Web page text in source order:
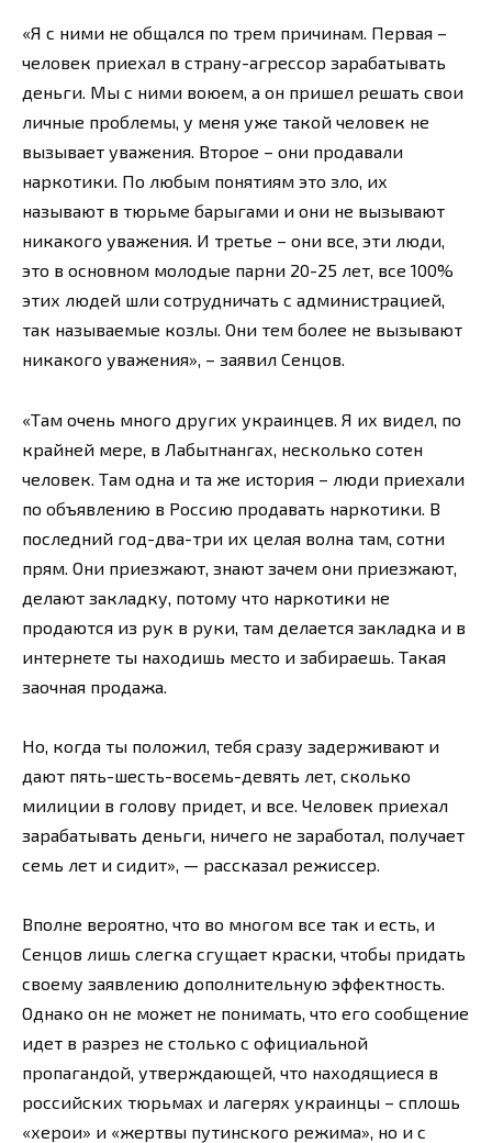
«Я с ними не общался по трем причинам. Первая –
человек приехал в страну-агрессор зарабатывать
деньги. Мы с ними воюем, а он пришел решать свои
личные проблемы, у меня уже такой человек не
вызывает уважения. Второе – они продавали
наркотики. По любым понятиям это зло, их
называют в тюрьме барыгами и они не вызывают
никакого уважения. И третье – они все, эти люди,
это в основном молодые парни 20-25 лет, все 100%
этих людей шли сотрудничать с администрацией,
так называемые козлы. Они тем более не вызывают
никакого уважения», – заявил Сенцов.
«Там очень много других украинцев. Я их видел, по
крайней мере, в Лабытнангах, несколько сотен
человек. Там одна и та же история – люди приехали
по объявлению в Россию продавать наркотики. В
последний год-два-три их целая волна там, сотни
прям. Они приезжают, знают зачем они приезжают,
делают закладку, потому что наркотики не
продаются из рук в руки, там делается закладка и в
интернете ты находишь место и забираешь. Такая
заочная продажа.
Но, когда ты положил, тебя сразу задерживают и
дают пять-шесть-восемь-девять лет, сколько
милиции в голову придет, и все. Человек приехал
зарабатывать деньги, ничего не заработал, получает
семь лет и сидит», — рассказал режиссер.
Вполне вероятно, что во многом все так и есть, и
Сенцов лишь слегка сгущает краски, чтобы придать
своему заявлению дополнительную эффектность.
Однако он не может не понимать, что его сообщение
идет в разрез не столько с официальной
пропагандой, утверждающей, что находящиеся в
российских тюрьмах и лагерях украинцы – сплошь
«херои» и «жертвы путинского режима», но и с